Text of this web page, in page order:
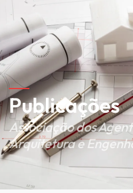
Publicações
Associação dos
Arquitetura e